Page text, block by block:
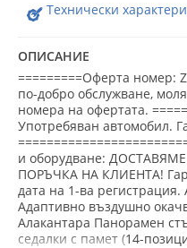
за стабилизиране,
люк, Парктроник,
книжка, Серво
Централно заключване
Технически
ОПИСАНИЕ
=========Оферта номер:
по-добро обслужване,
номера на офертата.
Употребяван автомобил.
и оборудване:
ПОРЪЧКА НА КЛИЕНТА!
дата на 1-ва регистрация.
Адаптивно въздушно
Алакантара Панорамен
седалки с памет (14-